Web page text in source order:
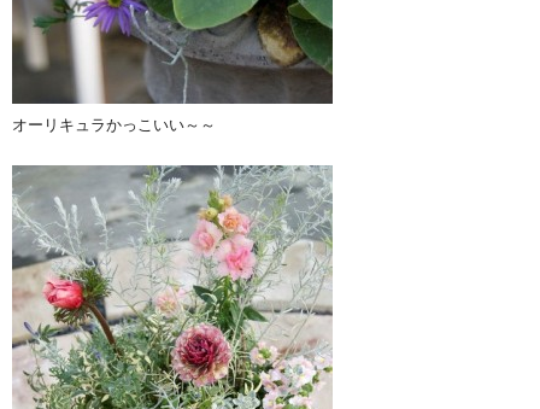
オーリキュラかっこいい～～